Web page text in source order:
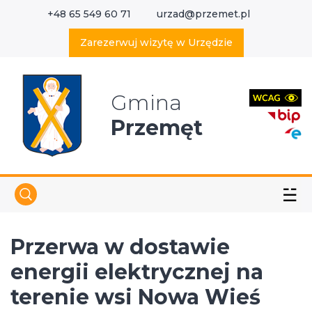
+48 65 549 60 71 urzad@przemet.pl
Zarezerwuj wizytę w Urzędzie
Gmina
Przemęt
☱
Przerwa w dostawie
energii elektrycznej na
terenie wsi Nowa Wieś
Wyszukaj w serwisie